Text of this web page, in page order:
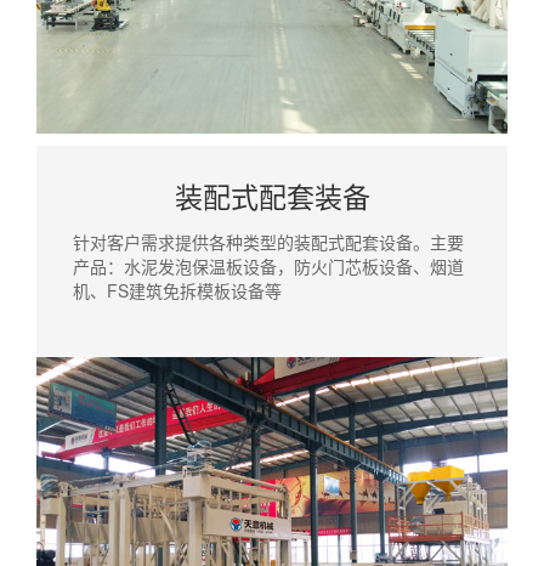
装配式配套装备
针对客户需求提供各种类型的装配式配套设备。主要
产品：水泥发泡保温板设备，防火门芯板设备、烟道
机、FS建筑免拆模板设备等